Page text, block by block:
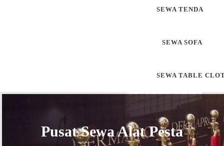
SEWA TENDA
SEWA SOFA
SEWA TABLE
Pusat Sewa Alat Pesta